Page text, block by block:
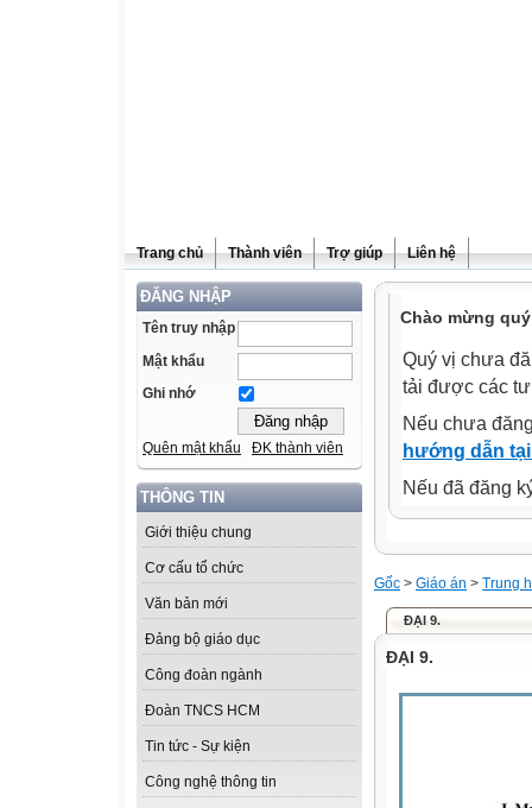
Trang chủ Thành viên Trợ giúp Liên hệ
ĐĂNG NHẬP
Tên truy nhập
Mật khẩu
Ghi nhớ
Quên mật khẩu ĐK thành viên
THÔNG TIN
Giới thiệu chung
Cơ cấu tổ chức
Văn bản mới
Đảng bộ giáo dục
Công đoàn ngành
Đoàn TNCS HCM
Tin tức - Sự kiện
Công nghệ thông tin
Chào mừng
Quý vị chưa
tải được các
Nếu chưa
hướng dẫn
Nếu đã đăng
Gốc > Giáo án > Trung
ĐẠI 9.
ĐẠI 9.